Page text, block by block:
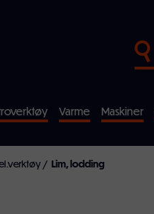
Varme Maskiner
/ Lim, lodding